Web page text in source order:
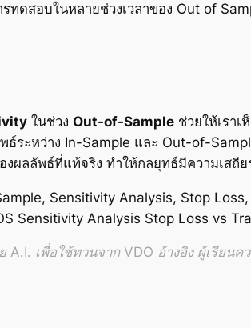
ทดสอบในหลายช่วงเวลาของ Out of
ในช่วง Out-of-Sample ช่วยให้เราเ
ธ์ระหว่าง In-Sample และ Out-of-
งผลลัพธ์ที่แท้จริง ทำให้กลยุทธ์มีความเส
Sensitivity Analysis, Stop
Sensitivity Analysis Stop Loss vs
A.I. เพื่อใช้ทวนจาก VDO อ้างอิง ผู้เรียนค